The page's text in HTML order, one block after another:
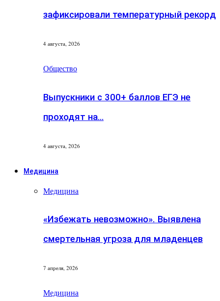
зафиксировали температурный рекорд
4 августа, 2026
Общество
Выпускники с 300+ баллов ЕГЭ не
проходят на…
4 августа, 2026
Медицина
Медицина
«Избежать невозможно». Выявлена
смертельная угроза для младенцев
7 апреля, 2026
Медицина